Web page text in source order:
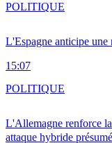
L'Espagne anticipe une
15:07
POLITIQUE
L'Allemagne renforce
attaque hybride
POLITIQUE